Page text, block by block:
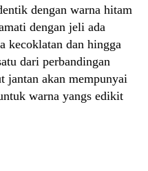
dengan warna hitam
dengan jeli ada
kecoklatan dan hingga
dari perbandingan
jantan akan mempunyai
warna yangs edikit